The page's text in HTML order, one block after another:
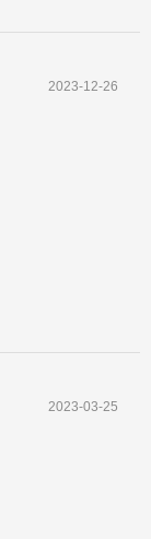
2023-12-26
2023-03-25